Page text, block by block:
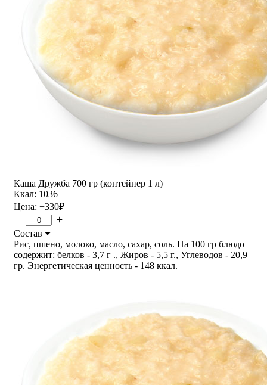
Каша Дружба 700 гр (контейнер 1 л)
Ккал: 1036
Цена: +330₽
– +
Состав
Рис, пшено, молоко, масло, сахар, соль. На 100 гр блюдо
содержит: белков - 3,7 г ., Жиров - 5,5 г., Углеводов - 20,9
гр. Энергетическая ценность - 148 ккал.